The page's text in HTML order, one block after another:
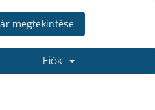
megtekintése
Fiók